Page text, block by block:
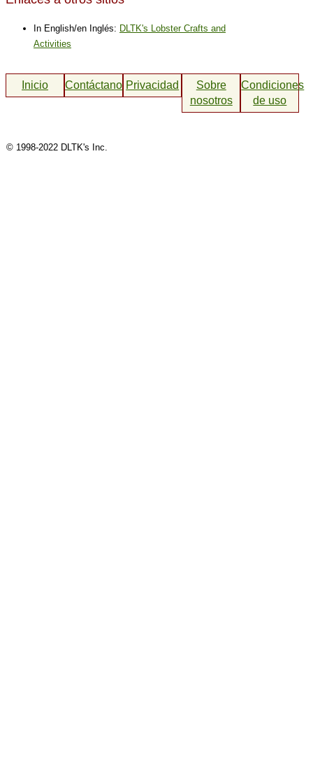
In English/en Inglés: DLTK's Lobster Crafts and
Activities
Inicio ContáctanosPrivacidad
Sobre
nosotros
Condiciones
de uso
© 1998-2022 DLTK's Inc.